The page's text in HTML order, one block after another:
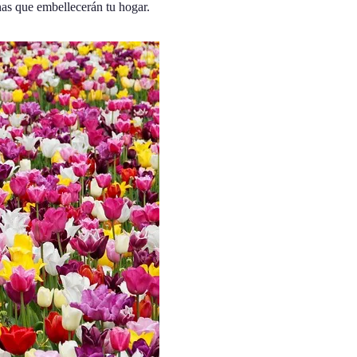
que embellecerán tu hogar.